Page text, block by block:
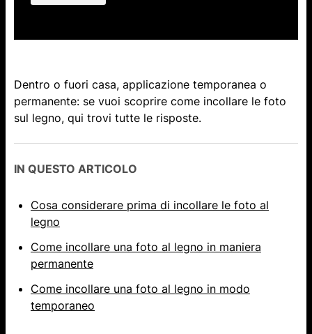
Dentro o fuori casa, applicazione temporanea o
permanente: se vuoi scoprire come incollare le foto
sul legno, qui trovi tutte le risposte.
IN QUESTO ARTICOLO
Cosa considerare prima di incollare le foto al
legno
Come incollare una foto al legno in maniera
permanente
Come incollare una foto al legno in modo
temporaneo